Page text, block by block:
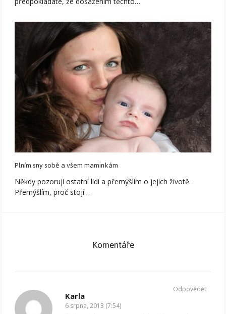
Plním sny sobě a všem maminkám
Někdy pozoruji ostatní lidi a přemýšlím o jejich životě.
Přemýšlím, proč stojí…
Komentáře
Karla
6 srpna, 2013 (7:54)
Odpovědět